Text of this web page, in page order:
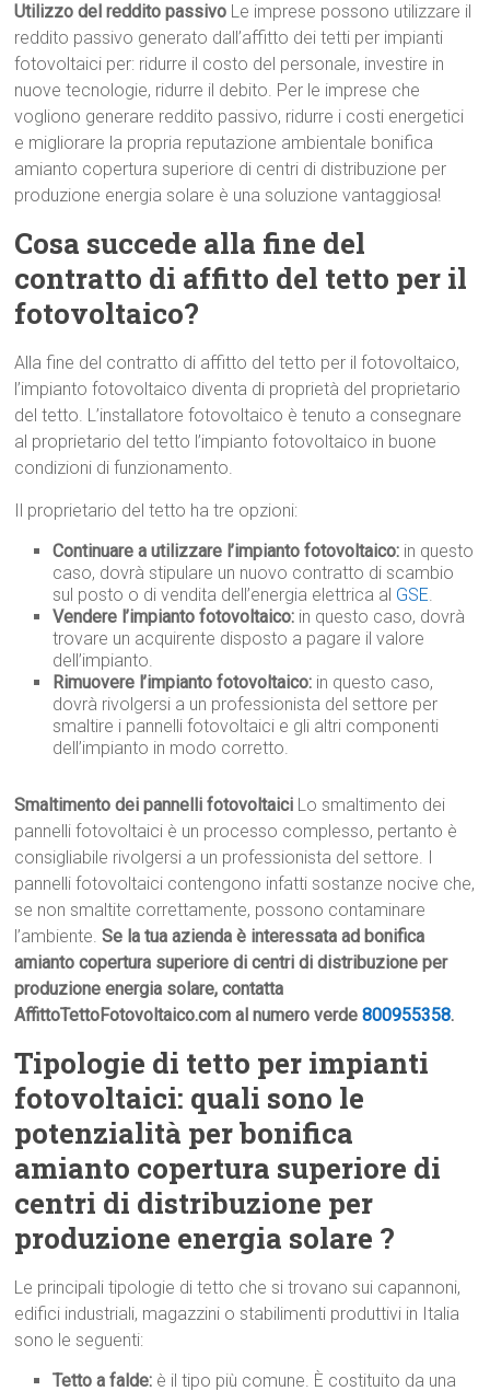
Utilizzo del reddito passivo Le imprese possono utilizzare il
reddito passivo generato dall’affitto dei tetti per impianti
fotovoltaici per: ridurre il costo del personale, investire in
nuove tecnologie, ridurre il debito. Per le imprese che
vogliono generare reddito passivo, ridurre i costi energetici
e migliorare la propria reputazione ambientale bonifica
amianto copertura superiore di centri di distribuzione per
produzione energia solare è una soluzione vantaggiosa!
Cosa succede alla fine del
contratto di affitto del tetto per il
fotovoltaico?
Alla fine del contratto di affitto del tetto per il fotovoltaico,
l’impianto fotovoltaico diventa di proprietà del proprietario
del tetto. L’installatore fotovoltaico è tenuto a consegnare
al proprietario del tetto l’impianto fotovoltaico in buone
condizioni di funzionamento.
Il proprietario del tetto ha tre opzioni:
Continuare a utilizzare l’impianto fotovoltaico: in questo
caso, dovrà stipulare un nuovo contratto di scambio
sul posto o di vendita dell’energia elettrica al GSE.
Vendere l’impianto fotovoltaico: in questo caso, dovrà
trovare un acquirente disposto a pagare il valore
dell’impianto.
Rimuovere l’impianto fotovoltaico: in questo caso,
dovrà rivolgersi a un professionista del settore per
smaltire i pannelli fotovoltaici e gli altri componenti
dell’impianto in modo corretto.
Smaltimento dei pannelli fotovoltaici Lo smaltimento dei
pannelli fotovoltaici è un processo complesso, pertanto è
consigliabile rivolgersi a un professionista del settore. I
pannelli fotovoltaici contengono infatti sostanze nocive che,
se non smaltite correttamente, possono contaminare
l’ambiente.Se la tua azienda è interessata ad bonifica
amianto copertura superiore di centri di distribuzione per
produzione energia solare, contatta
AffittoTettoFotovoltaico.com al numero verde800955358.
Tipologie di tetto per impianti
fotovoltaici: quali sono le
potenzialità per bonifica
amianto copertura superiore di
centri di distribuzione per
produzione energia solare ?
Le principali tipologie di tetto che si trovano sui capannoni,
edifici industriali, magazzini o stabilimenti produttivi in Italia
sono le seguenti:
Tetto a falde: è il tipo più comune. È costituito da una